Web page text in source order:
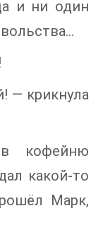
и ни один
— крикнула
кофейню
какой-то
Марк,